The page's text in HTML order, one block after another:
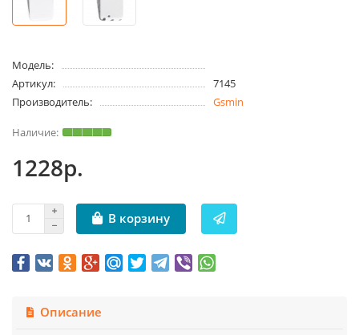
Модель:
Артикул:
7145
Производитель:
Gsmin
1228р.
В корзину
Описание